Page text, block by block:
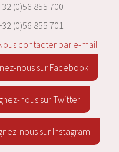
(0)56 855 700
(0)56 855 701
contacter par e-mail
nous sur Facebook
nous sur Twitter
nous sur Instagram